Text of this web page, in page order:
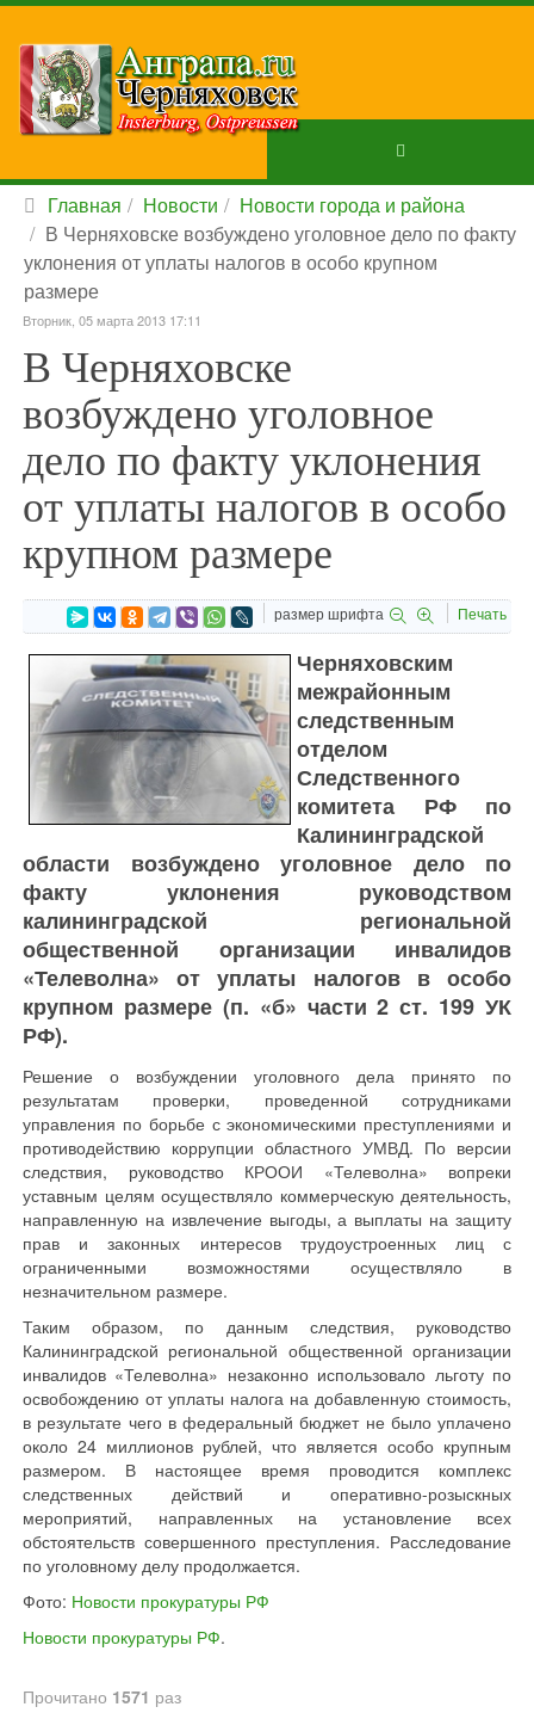
Главная Новости
Новости города и района
В Черняховске возбуждено уголовное дело по факту
уклонения от уплаты налогов в особо крупном
размере
Вторник, 05 марта 2013 17:11
В Черняховске
возбуждено уголовное
дело по факту уклонения
от уплаты налогов в особо
крупном размере
размер шрифта Печать
Черняховским
межрайонным
следственным
отделом
Следственного
комитета РФ по
Калининградской
области возбуждено уголовное дело по
факту уклонения руководством
калининградской региональной
общественной организации инвалидов
«Телеволна» от уплаты налогов в особо
крупном размере (п. «б» части 2 ст. 199 УК
РФ).
Решение о возбуждении уголовного дела принято по
результатам проверки, проведенной сотрудниками
управления по борьбе с экономическими преступлениями и
противодействию коррупции областного УМВД. По версии
следствия, руководство КРООИ «Телеволна» вопреки
уставным целям осуществляло коммерческую деятельность,
направленную на извлечение выгоды, а выплаты на защиту
прав и законных интересов трудоустроенных лиц с
ограниченными возможностями осуществляло в
незначительном размере.
Таким образом, по данным следствия, руководство
Калининградской региональной общественной организации
инвалидов «Телеволна» незаконно использовало льготу по
освобождению от уплаты налога на добавленную стоимость,
в результате чего в федеральный бюджет не было уплачено
около 24 миллионов рублей, что является особо крупным
размером. В настоящее время проводится комплекс
следственных действий и оперативно-розыскных
мероприятий, направленных на установление всех
обстоятельств совершенного преступления. Расследование
по уголовному делу продолжается.
Фото: Новости прокуратуры РФ
Новости прокуратуры РФ.
Прочитано 1571 раз